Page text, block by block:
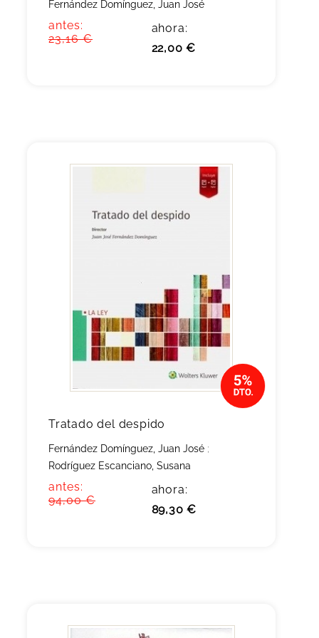
Fernández Domínguez, Juan José
antes:
23,16 €
ahora:
22,00 €
Tratado del despido
Fernández Domínguez, Juan José ;
Rodríguez Escanciano, Susana
antes:
94,00 €
ahora:
89,30 €